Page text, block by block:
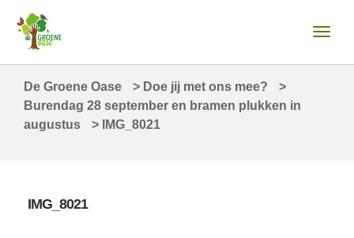
De Groene Oase > Doe jij met ons mee?
>
Burendag 28 september en bramen plukken in
augustus
> IMG_8021
IMG_8021